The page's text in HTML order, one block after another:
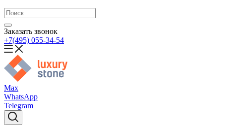
Заказать звонок
+7(495) 055-34-54
Max
WhatsApp
Telegram